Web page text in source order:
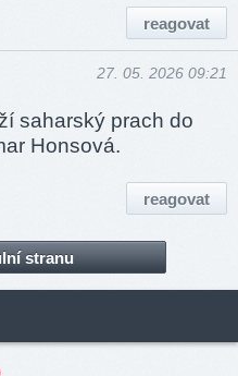
reagovat
27. 05. 2026 09:21
saharský prach do
Honsová.
reagovat
stranu